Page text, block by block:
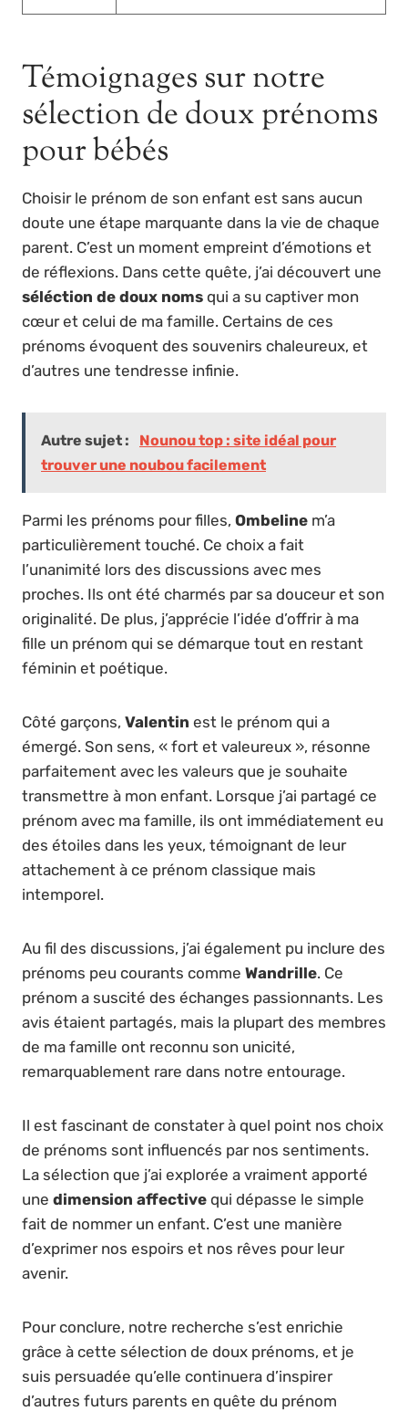
Témoignages sur notre
sélection de doux prénoms
pour bébés
Choisir le prénom de son enfant est sans aucun
doute une étape marquante dans la vie de chaque
parent. C’est un moment empreint d’émotions et
de réflexions. Dans cette quête, j’ai découvert une
séléction de doux noms qui a su captiver mon
cœur et celui de ma famille. Certains de ces
prénoms évoquent des souvenirs chaleureux, et
d’autres une tendresse infinie.
Autre sujet :
Nounou top : site idéal pour
trouver une noubou facilement
Parmi les prénoms pour filles, Ombeline m’a
particulièrement touché. Ce choix a fait
l’unanimité lors des discussions avec mes
proches. Ils ont été charmés par sa douceur et son
originalité. De plus, j’apprécie l’idée d’offrir à ma
fille un prénom qui se démarque tout en restant
féminin et poétique.
Côté garçons, Valentin est le prénom qui a
émergé. Son sens, « fort et valeureux », résonne
parfaitement avec les valeurs que je souhaite
transmettre à mon enfant. Lorsque j’ai partagé ce
prénom avec ma famille, ils ont immédiatement eu
des étoiles dans les yeux, témoignant de leur
attachement à ce prénom classique mais
intemporel.
Au fil des discussions, j’ai également pu inclure des
prénoms peu courants comme Wandrille. Ce
prénom a suscité des échanges passionnants. Les
avis étaient partagés, mais la plupart des membres
de ma famille ont reconnu son unicité,
remarquablement rare dans notre entourage.
Il est fascinant de constater à quel point nos choix
de prénoms sont influencés par nos sentiments.
La sélection que j’ai explorée a vraiment apporté
une dimension affective qui dépasse le simple
fait de nommer un enfant. C’est une manière
d’exprimer nos espoirs et nos rêves pour leur
avenir.
Pour conclure, notre recherche s’est enrichie
grâce à cette sélection de doux prénoms, et je
suis persuadée qu’elle continuera d’inspirer
d’autres futurs parents en quête du prénom